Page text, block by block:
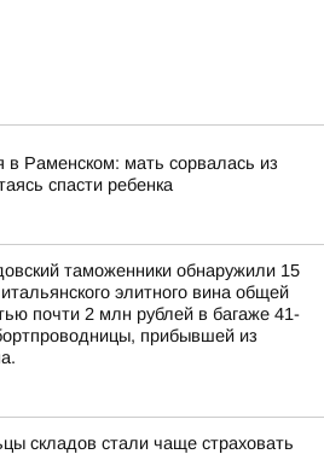
в Раменском: мать сорвалась из
спасти ребенка
таможенники обнаружили 15
элитного вина общей
почти 2 млн рублей в багаже 41-
прибывшей из
складов стали чаще страховать